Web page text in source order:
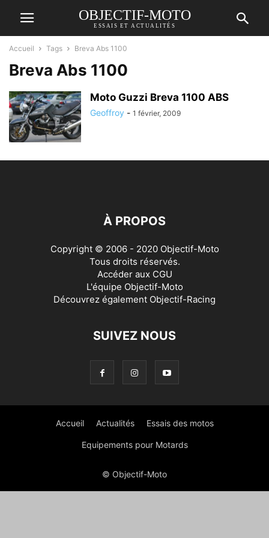
OBJECTIF-MOTO
ESSAIS ET ACTUALITÉS
Accueil Tags Breva Abs 1100
Breva Abs 1100
Moto Guzzi Breva 1100 ABS
Geoffroy - 1 février, 2009
À PROPOS
Copyright © 2006 - 2020 Objectif-Moto
Tous droits réservés.
Accéder aux CGU
L'équipe Objectif-Moto
Découvrez également Objectif-Racing
SUIVEZ NOUS
Accueil Actualités Essais des motos
Equipements pour Motards
© Objectif-Moto